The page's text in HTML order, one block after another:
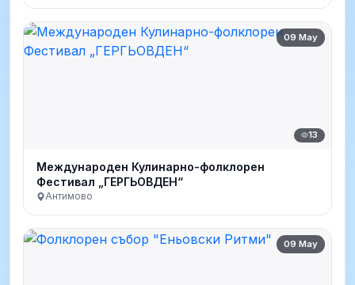
09 May
13
Международен Кулинарно-фолклорен
Фестивал „ГЕРГЬОВДЕН“
Антимово
09 May